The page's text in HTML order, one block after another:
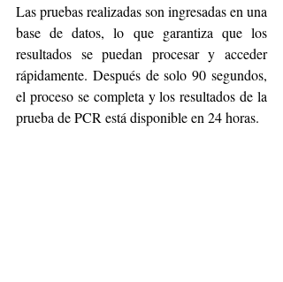
Las pruebas realizadas son ingresadas en una
base de datos, lo que garantiza que los
resultados se puedan procesar y acceder
rápidamente. Después de solo 90 segundos,
el proceso se completa y los resultados de la
prueba de PCR está disponible en 24 horas.